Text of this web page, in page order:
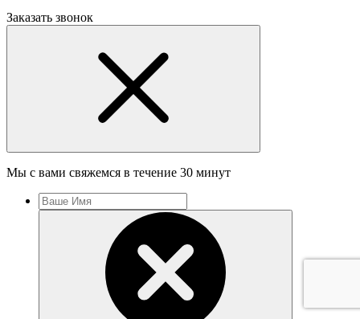
Заказать звонок
Мы с вами свяжемся в течение 30 минут